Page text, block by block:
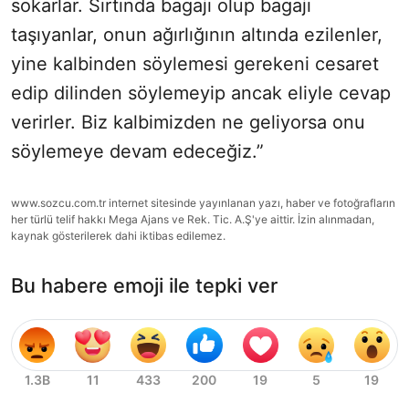
sokarlar. Sırtında bagajı olup bagajı
taşıyanlar, onun ağırlığının altında ezilenler,
yine kalbinden söylemesi gerekeni cesaret
edip dilinden söylemeyip ancak eliyle cevap
verirler. Biz kalbimizden ne geliyorsa onu
söylemeye devam edeceğiz.”
www.sozcu.com.tr internet sitesinde yayınlanan yazı, haber ve fotoğrafların
her türlü telif hakkı Mega Ajans ve Rek. Tic. A.Ş'ye aittir. İzin alınmadan,
kaynak gösterilerek dahi iktibas edilemez.
Bu habere emoji ile tepki ver